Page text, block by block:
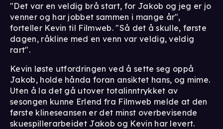
"Det var en veldig brå start, for Jakob og jeg er jo
venner og har jobbet sammen i mange år",
forteller Kevin til Filmweb. "Så det å skulle, første
dagen, råkline med en venn var veldig, veldig
rart".
Kevin løste utfordringen ved å sette seg oppå
Jakob, holde hånda foran ansiktet hans, og mime.
Uten å la det gå utover totalinntrykket av
sesongen kunne Erlend fra Filmweb melde at den
første klineseansen er det minst overbevisende
skuespillerarbeidet Jakob og Kevin har levert.